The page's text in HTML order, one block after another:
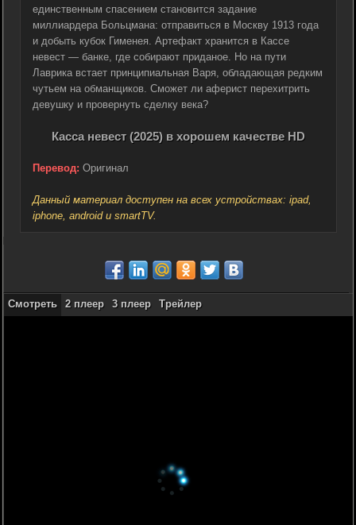
единственным спасением становится задание
миллиардера Больцмана: отправиться в Москву 1913 года
и добыть кубок Гименея. Артефакт хранится в Кассе
невест — банке, где собирают приданое. Но на пути
Лаврика встает принципиальная Варя, обладающая редким
чутьем на обманщиков. Сможет ли аферист перехитрить
девушку и провернуть сделку века?
Касса невест (2025) в хорошем качестве HD
Перевод: Оригинал
Данный материал доступен на всех устройствах: ipad,
iphone, android и smartTV.
Смотреть 2 плеер 3 плеер Трейлер